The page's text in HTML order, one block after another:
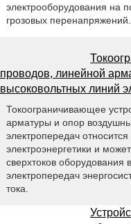
электрооборудования на
грозовых перенапряжений.
проводов, линейной
высоковольтных линий
Токоограничивающее
арматуры и опор
электропередач
электроэнергетики и
сверхтоков оборудования
электропередач
тока.